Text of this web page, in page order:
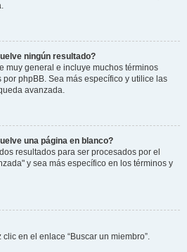
ningún resultado?
muy general e incluye muchos términos
phpBB. Sea más específico y utilice las
avanzada.
una página en blanco?
resultados para ser procesados por el
y sea más específico en los términos y
en el enlace “Buscar un miembro”.